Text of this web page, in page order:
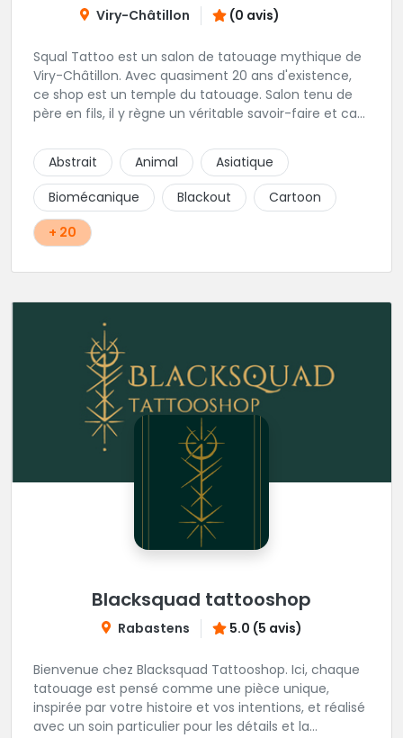
Viry-Châtillon (0 avis)
Squal Tattoo est un salon de tatouage mythique de
Viry-Châtillon. Avec quasiment 20 ans d'existence,
ce shop est un temple du tatouage. Salon tenu de
père en fils, il y règne un véritable savoir-faire et ca
réalisés par les tatoueurs du shop. N'hésitez-plus,
Squal Tattoo est un véritable institution du tatouage
!!
Abstrait Animal
Asiatique
Biomécanique
Blackout
Cartoon
+ 20
Blacksquad tattooshop
Rabastens 5.0 (5 avis)
Bienvenue chez Blacksquad Tattooshop. Ici, chaque
tatouage est pensé comme une pièce unique,
inspirée par votre histoire et vos intentions, et réalisé
avec un soin particulier pour les détails et la